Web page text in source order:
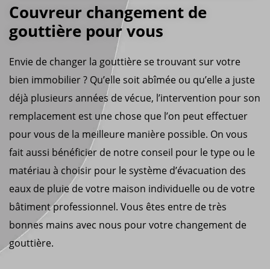
Couvreur changement de
gouttière pour vous
Envie de changer la gouttière se trouvant sur votre
bien immobilier ? Qu’elle soit abîmée ou qu’elle a juste
déjà plusieurs années de vécue, l’intervention pour son
remplacement est une chose que l’on peut effectuer
pour vous de la meilleure manière possible. On vous
fait aussi bénéficier de notre conseil pour le type ou le
matériau à choisir pour le système d’évacuation des
eaux de pluie de votre maison individuelle ou de votre
bâtiment professionnel. Vous êtes entre de très
bonnes mains avec nous pour votre changement de
gouttière.